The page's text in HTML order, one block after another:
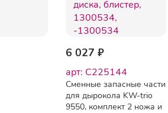
6 027 ₽
арт: C225144
Сменные запасные части
для дырокола KW-trio
9550, комплект 2 ножа и